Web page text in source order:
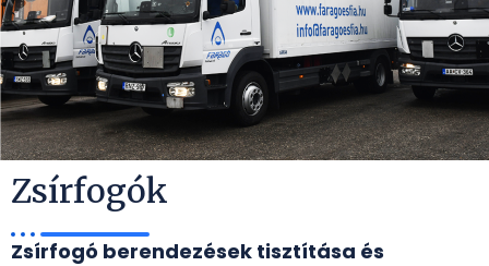
Zsírfogók
Zsírfogó berendezések tisztítása és